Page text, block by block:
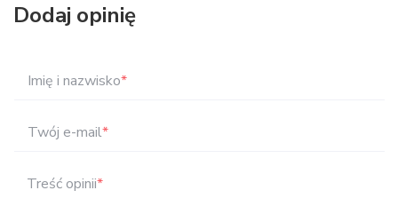
Dodaj opinię
Imię i nazwisko*
Twój e-mail*
Treść opinii*